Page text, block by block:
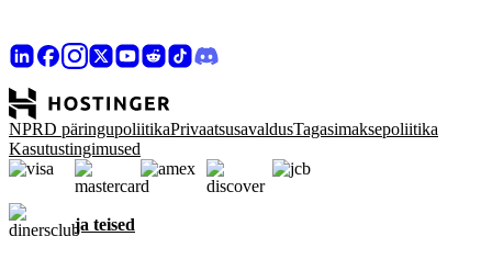
NPRD päringupoliitikaPrivaatsusavaldusTagasimaksepoliitika
Kasutustingimused
ja teised